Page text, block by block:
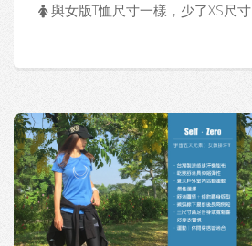
與女版T恤尺寸一樣，少了XS尺寸